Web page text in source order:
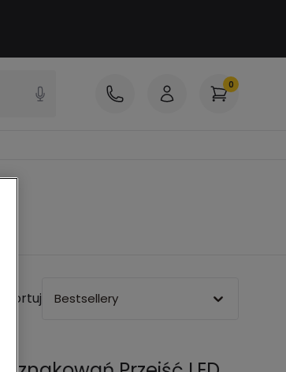
0
Sortuj Bestsellery